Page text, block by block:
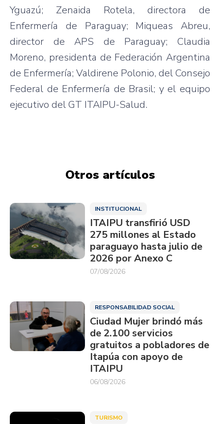
Yguazú; Zenaida Rotela, directora de
Enfermería de Paraguay; Miqueas Abreu,
director de APS de Paraguay; Claudia
Moreno, presidenta de Federación Argentina
de Enfermería; Valdirene Polonio, del Consejo
Federal de Enfermería de Brasil; y el equipo
ejecutivo del GT ITAIPU-Salud.
Otros artículos
INSTITUCIONAL
ITAIPU transfirió USD
275 millones al Estado
paraguayo hasta julio de
2026 por Anexo C
07/08/2026
RESPONSABILIDAD SOCIAL
Ciudad Mujer brindó más
de 2.100 servicios
gratuitos a pobladores de
Itapúa con apoyo de
ITAIPU
06/08/2026
TURISMO